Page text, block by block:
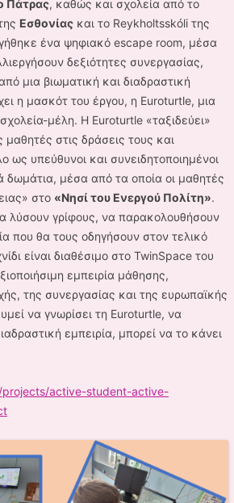
Πάτρας, καθώς και σχολεία από το
Εσθονίας και το Reykholtsskóli της
ένα ψηφιακό escape room, μέσα
δεξιότητες συνεργασίας,
μια βιωματική και διαδραστική
η μασκότ του έργου, η Euroturtle, μια
μέλη. Η Euroturtle «ταξιδεύει»
στις δράσεις τους και
υπεύθυνοι και συνειδητοποιημένοι
δωμάτια, μέσα από τα οποία οι μαθητές
στο «Νησί του Ενεργού Πολίτη».
λύσουν γρίφους, να παρακολουθήσουν
που θα τους οδηγήσουν στον τελικό
είναι διαθέσιμο στο TwinSpace του
εμπειρία μάθησης,
της συνεργασίας και της ευρωπαϊκής
να γνωρίσει τη Euroturtle, να
εμπειρία, μπορεί να το κάνει
active-student-active-